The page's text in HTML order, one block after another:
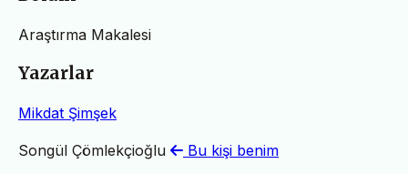
Araştırma Makalesi
Yazarlar
Mikdat Şimşek
Songül Çömlekçioğlu Bu kişi benim